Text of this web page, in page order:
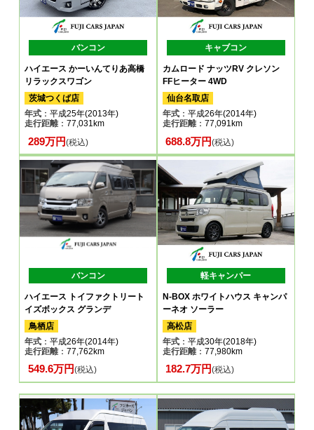
バンコン
ハイエース かーいんてりあ高橋
リラックスワゴン
茨城つくば店
年式 ：平成25年(2013年)
走行距離：77,031km
289万円(税込)
キャブコン
カムロード ナッツRV クレソン
FFヒーター 4WD
仙台名取店
年式：平成26年(2014年)
走行距離：77,091km
688.8万円(税込)
バンコン
ハイエース トイファクトリート
イズボックス グランデ
鳥栖店
年式 ：平成26年(2014年)
走行距離：77,762km
549.6万円(税込)
軽キャンパー
N-BOX ホワイトハウス キャンパ
ーネオ ソーラー
高松店
年式：平成30年(2018年)
走行距離：77,980km
182.7万円(税込)